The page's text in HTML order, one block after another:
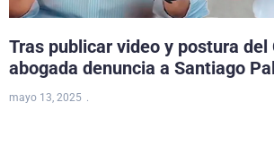
Tras publicar video y postura del
abogada denuncia a Santiago
mayo 13, 2025